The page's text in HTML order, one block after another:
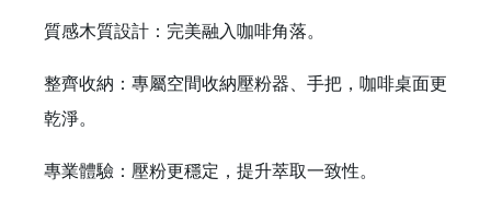
質感木質設計：完美融入咖啡角落。
整齊收納：專屬空間收納壓粉器、手把，咖啡桌面更
乾淨。
專業體驗：壓粉更穩定，提升萃取一致性。